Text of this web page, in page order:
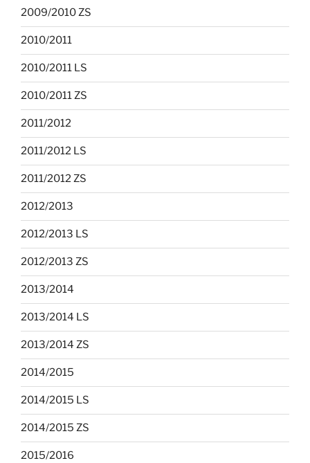
2009/2010 ZS
2010/2011
2010/2011 LS
2010/2011 ZS
2011/2012
2011/2012 LS
2011/2012 ZS
2012/2013
2012/2013 LS
2012/2013 ZS
2013/2014
2013/2014 LS
2013/2014 ZS
2014/2015
2014/2015 LS
2014/2015 ZS
2015/2016